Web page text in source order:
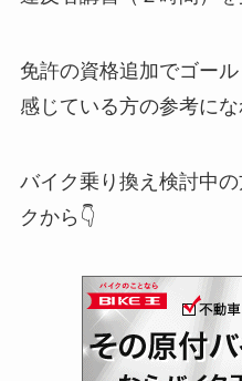
免許の資格追加でゴー
感じている方の参考にな
バイク乗り換え検討中
クから👇